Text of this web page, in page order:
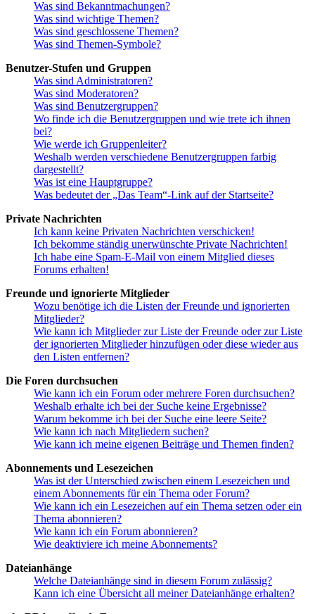
Was sind Bekanntmachungen?
Was sind wichtige Themen?
Was sind geschlossene Themen?
Was sind Themen-Symbole?
Benutzer-Stufen und Gruppen
Was sind Administratoren?
Was sind Moderatoren?
Was sind Benutzergruppen?
Wo finde ich die Benutzergruppen und wie trete ich ihnen
bei?
Wie werde ich Gruppenleiter?
Weshalb werden verschiedene Benutzergruppen farbig
dargestellt?
Was ist eine Hauptgruppe?
Was bedeutet der „Das Team“-Link auf der Startseite?
Private Nachrichten
Ich kann keine Privaten Nachrichten verschicken!
Ich bekomme ständig unerwünschte Private Nachrichten!
Ich habe eine Spam-E-Mail von einem Mitglied dieses
Forums erhalten!
Freunde und ignorierte Mitglieder
Wozu benötige ich die Listen der Freunde und ignorierten
Mitglieder?
Wie kann ich Mitglieder zur Liste der Freunde oder zur Liste
der ignorierten Mitglieder hinzufügen oder diese wieder aus
den Listen entfernen?
Die Foren durchsuchen
Wie kann ich ein Forum oder mehrere Foren durchsuchen?
Weshalb erhalte ich bei der Suche keine Ergebnisse?
Warum bekomme ich bei der Suche eine leere Seite?
Wie kann ich nach Mitgliedern suchen?
Wie kann ich meine eigenen Beiträge und Themen finden?
Abonnements und Lesezeichen
Was ist der Unterschied zwischen einem Lesezeichen und
einem Abonnements für ein Thema oder Forum?
Wie kann ich ein Lesezeichen auf ein Thema setzen oder ein
Thema abonnieren?
Wie kann ich ein Forum abonnieren?
Wie deaktiviere ich meine Abonnements?
Dateianhänge
Welche Dateianhänge sind in diesem Forum zulässig?
Kann ich eine Übersicht all meiner Dateianhänge erhalten?